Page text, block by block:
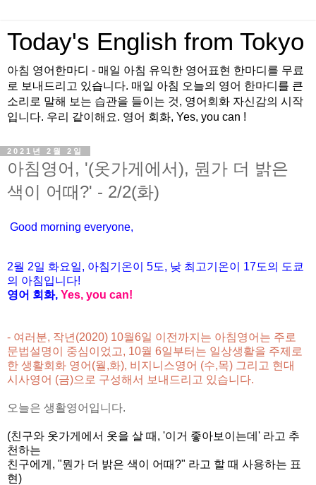
Today's English from Tokyo
아침 영어한마디 - 매일 아침 유익한 영어표현 한마디를 무료
로 보내드리고 있습니다. 매일 아침 오늘의 영어 한마디를 큰
소리로 말해 보는 습관을 들이는 것, 영어회화 자신감의 시작
입니다. 우리 같이해요. 영어 회화, Yes, you can !
2021년 2월 2일
아침영어, '(옷가게에서), 뭔가 더 밝은
색이 어때?' - 2/2(화)
Good morning everyone,
2월 2일 화요일, 아침기온이 5도, 낮 최고기온이
17도의 도쿄
의 아침입니다!
영어 회화, Yes, you can!
- 여러분, 작년(2020) 10월6일 이전까지는 아침영어는 주로
문법설명이 중심이었고, 10월 6일부터는 일상생활을 주제로
한 생활회화 영어(월,화), 비지니스영어 (수,목) 그리고 현대
시사영어 (금)으로 구성해서 보내드리고 있습니다.
오늘은 생활영어입니다.
(친구와 옷가게에서 옷을 살 때, '이거 좋아보이는데' 라고 추
천하는
친구에게, "뭔가 더 밝은 색이 어때?" 라고 할 때 사용하는 표
현)